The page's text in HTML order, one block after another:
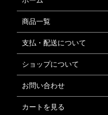
商品一覧
支払・配送について
ショップについて
お問い合わせ
カートを見る